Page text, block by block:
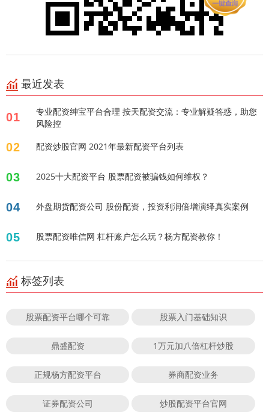
最近发表
01
专业配资绅宝平台合理 按天配资交流：专业解疑答惑，助您
风险控
02 配资炒股官网 2021年最新配资平台列表
03 2025十大配资平台 股票配资被骗钱如何维权？
04 外盘期货配资公司 股份配资，投资利润倍增演绎真实案例
05 股票配资唯信网 杠杆账户怎么玩？杨方配资教你！
标签列表
股票配资平台哪个可靠 股票入门基础知识
鼎盛配资 1万元加八倍杠杆炒股
正规杨方配资平台 券商配资业务
证券配资公司 炒股配资平台官网